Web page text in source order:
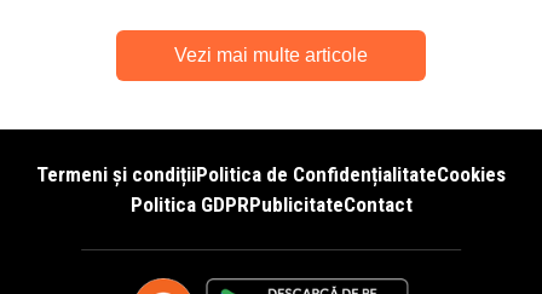
Vezi mai multe articole
Termeni și condițiiPolitica de ConfidențialitateCookies
Politica GDPRPublicitateContact